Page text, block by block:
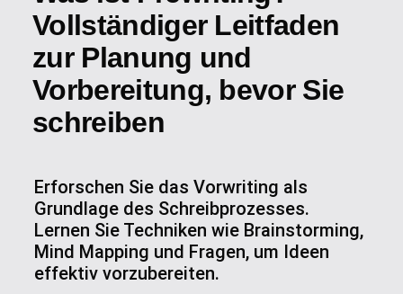
Vollständiger Leitfaden
zur Planung und
Vorbereitung, bevor Sie
schreiben
Erforschen Sie das Vorwriting als
Grundlage des Schreibprozesses.
Lernen Sie Techniken wie Brainstorming,
Mind Mapping und Fragen, um Ideen
effektiv vorzubereiten.